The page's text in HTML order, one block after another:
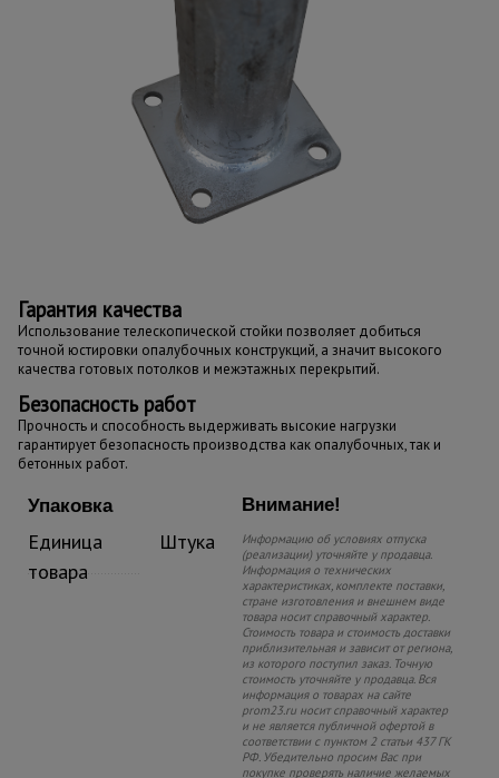
Гарантия качества
Использование телескопической стойки позволяет добиться
точной юстировки опалубочных конструкций, а значит высокого
качества готовых потолков и межэтажных перекрытий.
Безопасность работ
Прочность и способность выдерживать высокие нагрузки
гарантирует безопасность производства как опалубочных, так и
бетонных работ.
Упаковка
Единица
товара
Штука
Внимание!
Информацию об условиях отпуска
(реализации) уточняйте у продавца.
Информация о технических
характеристиках, комплекте поставки,
стране изготовления и внешнем виде
товара носит справочный характер.
Стоимость товара и стоимость доставки
приблизительная и зависит от региона,
из которого поступил заказ. Точную
стоимость уточняйте у продавца. Вся
информация о товарах на сайте
prom23.ru носит справочный характер
и не является публичной офертой в
соответствии с пунктом 2 статьи 437 ГК
РФ. Убедительно просим Вас при
покупке проверять наличие желаемых